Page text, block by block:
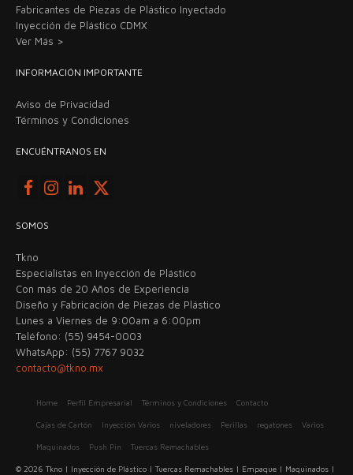
Fabricantes de Piezas de Plástico Inyectado
Inyección de Plástico CDMX
Ver Más >
INFORMACIÓN IMPORTANTE
Aviso de Privacidad
Términos y Condiciones
ENCUÉNTRANOS EN
SOMOS
Tkno
Especialistas en Inyección de Plástico
Con más de 20 Años de Experiencia
Diseño y Fabricación de Piezas de Plástico
Lunes a Viernes de 9:00am a 6:00pm
Teléfono: (55) 9454-0003
WhatsApp: (55) 7767 9032
contacto@tkno.mx
Home Perfil Empresarial Términos y Condiciones Contacto
Cajas de Cartón Inyección Varios niveladores Perillas regatones Varios
Maquinados Push Pin Tuercas Remachables
© 2026 Tkno | Inyección de Plástico | Tuercas Remachables | Empaque | Maquinados |